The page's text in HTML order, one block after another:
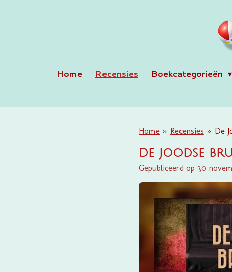
Home Recensies Boekcategorieën
Home » Recensies » De
De Joodse
Gepubliceerd op 30